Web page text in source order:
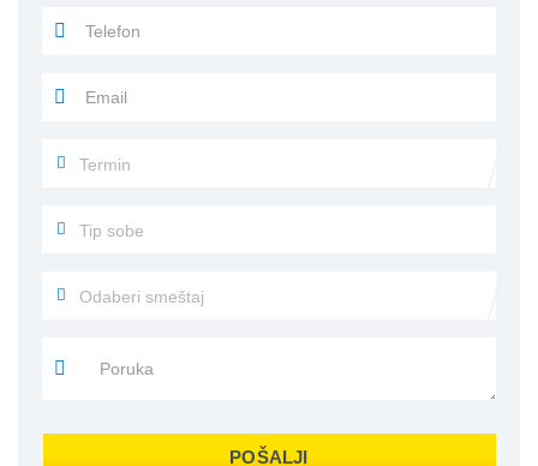
POŠALJI